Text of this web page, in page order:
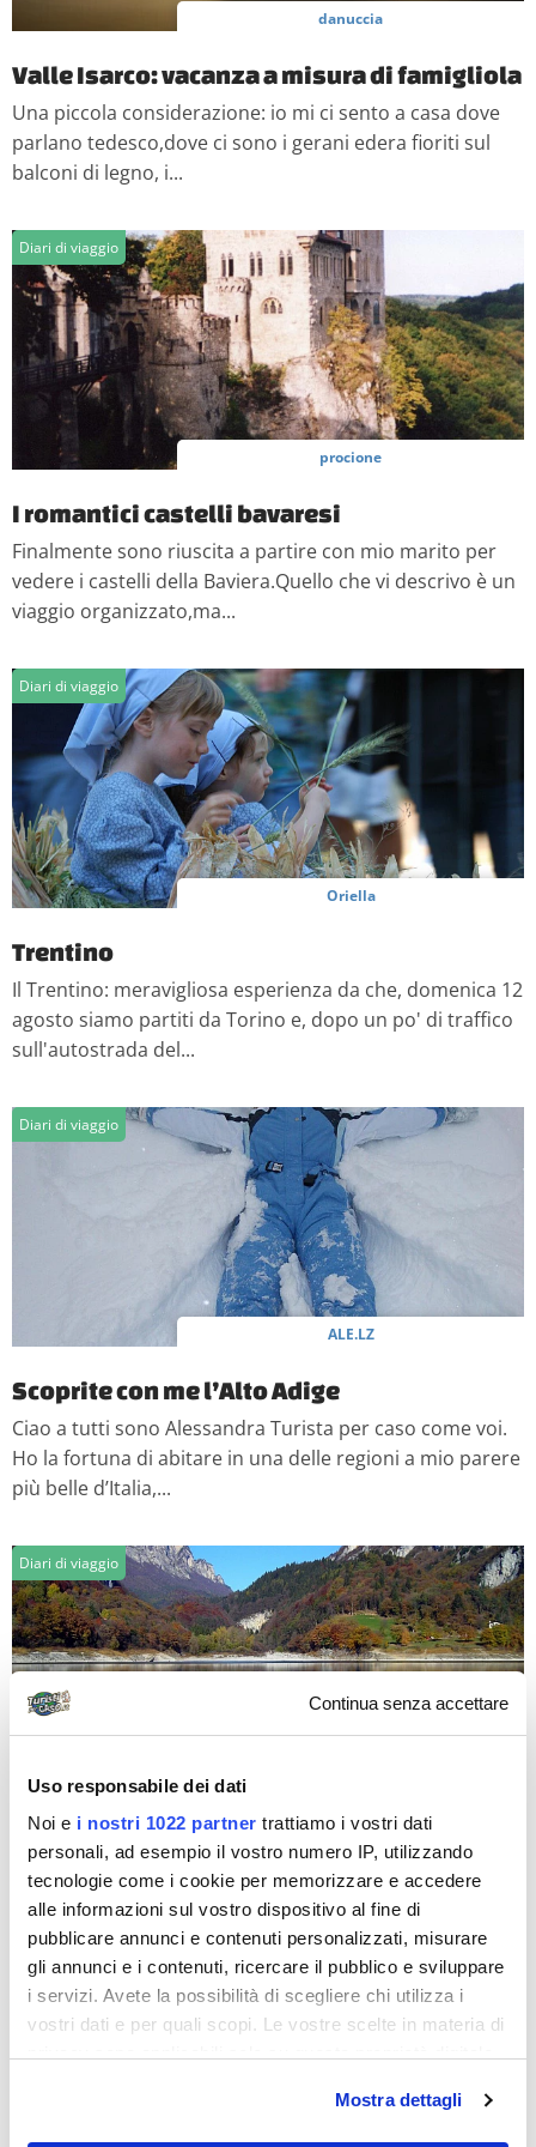
Continua senza accettare
Uso responsabile dei dati
Noi e i nostri 1022 partner trattiamo i vostri dati
personali, ad esempio il vostro numero IP, utilizzando
tecnologie come i cookie per memorizzare e accedere
alle informazioni sul vostro dispositivo al fine di
pubblicare annunci e contenuti personalizzati, misurare
gli annunci e i contenuti, ricercare il pubblico e sviluppare
i servizi. Avete la possibilità di scegliere chi utilizza i
vostri dati e per quali scopi. Le vostre scelte in materia di
modificare o revocare il proprio consenso in qualsiasi
momento dalla Dichiarazione sui cookie o facendo clic
Mostra dettagli
danuccia
Valle Isarco: vacanza a misura di famigliola
Una piccola considerazione: io mi ci sento a casa dove
parlano tedesco,dove ci sono i gerani edera fioriti sul
balconi di legno, i...
Diari di viaggio
procione
I romantici castelli bavaresi
Finalmente sono riuscita a partire con mio marito per
vedere i castelli della Baviera.Quello che vi descrivo è un
viaggio organizzato,ma...
Diari di viaggio
Oriella
Trentino
Il Trentino: meravigliosa esperienza da che, domenica 12
agosto siamo partiti da Torino e, dopo un po' di traffico
sull'autostrada del...
Diari di viaggio
ALE.LZ
Scoprite con me l’Alto Adige
Ciao a tutti sono Alessandra Turista per caso come voi.
Ho la fortuna di abitare in una delle regioni a mio parere
più belle d’Italia,...
Diari di viaggio
Alto Adige, canederli, ma non solo
Partenza ore 8:30: destinazione Trentino Alto Adige.
Facciamo una veloce colazione alla Ns pasticceria
preferita “La Dolce Vita” e...
Diari di viaggio